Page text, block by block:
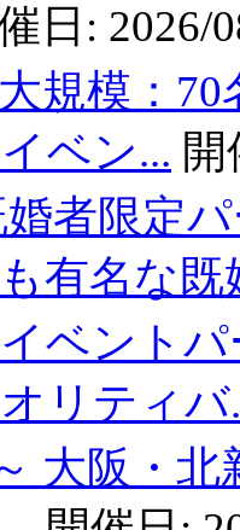
日: 2026/
規模：
ベン...
者限定
有名な既
ベント
リティバ
大阪・